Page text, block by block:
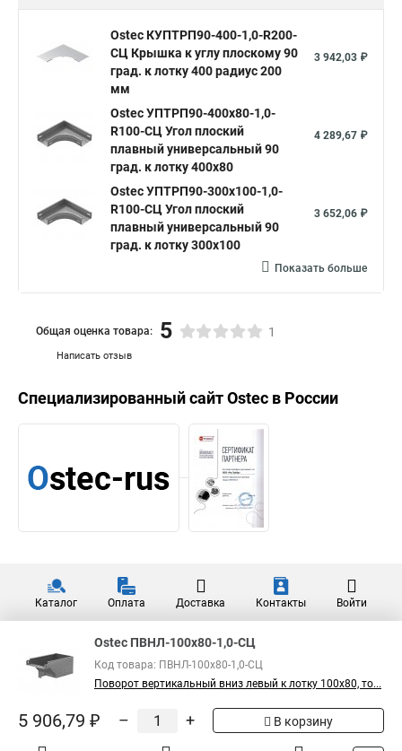
Ostec КУПТРП90-400-1,0-R200-
СЦ Крышка к углу плоскому 90
град. к лотку 400 радиус 200
мм
3 942,03 ₽
Ostec УПТРП90-400х80-1,0-
R100-СЦ Угол плоский
плавный универсальный 90
град. к лотку 400х80
4 289,67 ₽
Ostec УПТРП90-300х100-1,0-
R100-СЦ Угол плоский
плавный универсальный 90
град. к лотку 300х100
3 652,06 ₽
Показать больше
Написать отзыв
Общая оценка товара: 5 1
Специализированный сайтOstec в России
Каталог Оплата Доставка Контакты Войти
Ostec ПВНЛ-100х80-1,0-СЦ
Код товара: ПВНЛ-100х80-1,0-СЦ
Поворот вертикальный вниз левый к лотку 100х80, то...
5 906,79 ₽ – + В корзину